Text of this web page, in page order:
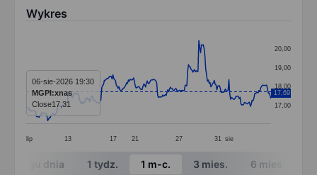
Wykres
Line chart with 286 data points.
The chart has 1 X axis displaying categories.
The chart has 1 Y axis displaying values. Data
lip 13 17 21 27 31 sie
17,00
18,00
19,00
20,00
17,69
06-sie-2026 19:30
MGPI:xnas
Close17,31
End of interactive chart.
W ciągu dnia 1 tydz. 1 m-c. 3 mies. 6 mies.